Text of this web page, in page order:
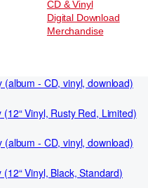
CD & Vinyl
Digital Download
Merchandise
Vinyl, Rusty Red, Limited)
Vinyl, Black, Standard)